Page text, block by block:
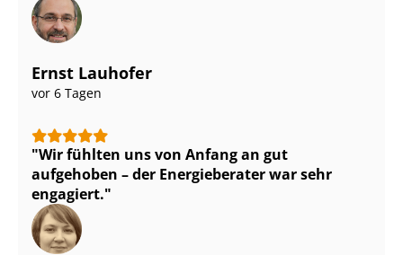
Ernst Lauhofer
vor 6 Tagen
Wir fühlten uns von Anfang an gut
aufgehoben – der Energieberater war sehr
engagiert.